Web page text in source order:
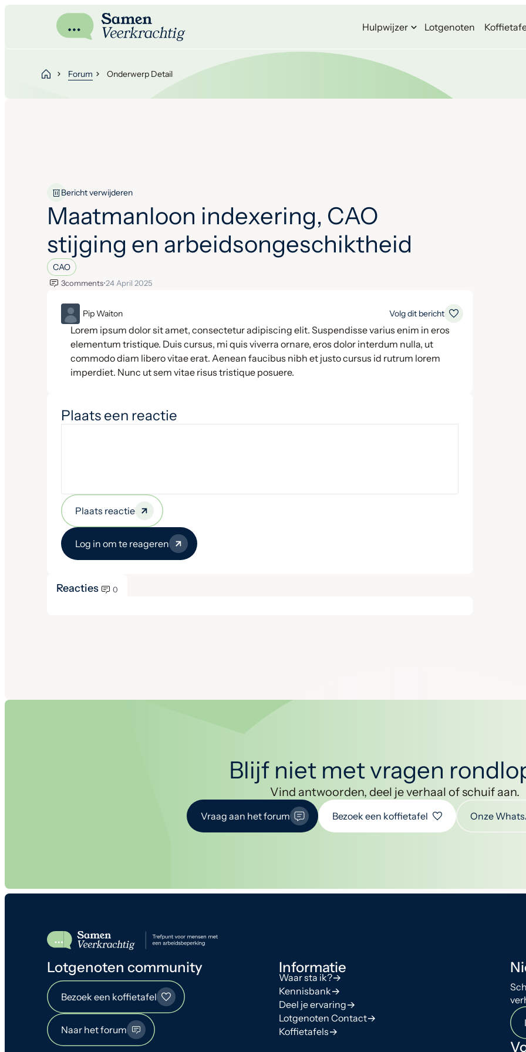
Hulpwijzer Lotgenoten
Forum Onderwerp Detail
Bericht verwijderen
Maatmanloon indexering, CAO
stijging en arbeidsongeschiktheid
CAO
3comments•24 April 2025
ML Pip Waiton Volg dit bericht
Lorem ipsum dolor sit amet, consectetur adipiscing elit. Suspendisse varius enim in eros
elementum tristique. Duis cursus, mi quis viverra ornare, eros dolor interdum nulla, ut
commodo diam libero vitae erat. Aenean faucibus nibh et justo cursus id rutrum lorem
imperdiet. Nunc ut sem vitae risus tristique posuere.
Plaats een reactie
Plaats reactie
Log in om te reageren
Reacties 0
Blijf niet met vragen
Vind antwoorden, deel je verhaal of schuif aan.
Vraag aan het forum Bezoek een koffietafel Onze
Lotgenoten community
Bezoek een koffietafel
Naar het forum
Informatie
Waar sta ik?
Kennisbank
Deel je ervaring
Lotgenoten Contact
Koffietafels